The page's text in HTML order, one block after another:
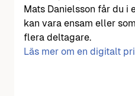
Mats Danielsson får du i
kan vara ensam eller
flera deltagare.
Läs mer om en digitalt